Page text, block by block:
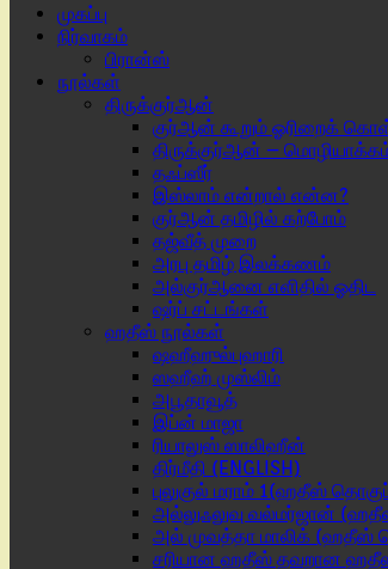
முகப்பு
நிர்வாகம்
பிரான்ஸ்
நூல்கள்
திருக்குர்ஆன்
குர்ஆன் கூறும் ஓரிறைக்
திருக்குர்ஆன் –
தஃப்ஸீர்
இஸ்லாம் என்றால் என்ன?
குர்ஆன் தமிழில் கற்போம்
தஜ்வீத் முறை
அரபு தமிழ் இலக்கணம்
அல்குர்ஆனை எளிதில் ஓதிட
ஷர்ப் சட்டங்கள்
ஹதீஸ் நூல்கள்
ஷஹீஹுல்புஹாரி
ஸஹீஹ் முஸ்லிம்
அபூதாவூத்
இப்ன் மாஜா
ரியாலுஸ் ஸாலிஹீன்
திர்மீதி (ENGLISH)
புலுகுல் மராம் 1(ஹதீஸ்
அல்லுஃலுவு வல்மர்ஜான்
அல் முவத்தா மாலிக் (ஹதீஸ்
சரியான ஹதீஸ் தவறான